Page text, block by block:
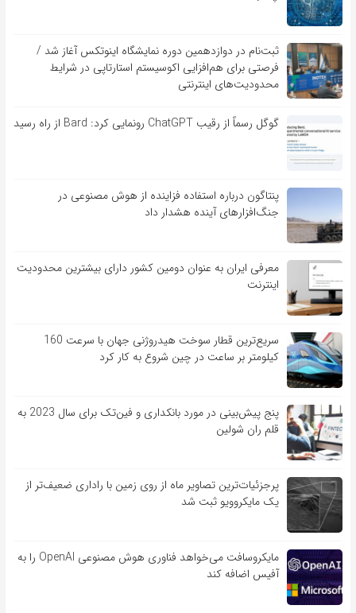
ثبت‌نام در دوازدهمین دوره نمایشگاه اینوتکس آغاز شد /
فرصتی برای هم‌افزایی اکوسیستم استارتاپی در شرایط
محدودیت‌های اینترنتی
گوگل رسماً از رقیب ChatGPT رونمایی کرد: Bard از راه رسید
پنتاگون درباره استفاده فزاینده از هوش مصنوعی در
جنگ‌افزارهای آینده هشدار داد
معرفی ایران به عنوان دومین کشور دارای بیشترین محدودیت
اینترنت
سریع‌ترین قطار سوخت هیدروژنی جهان با سرعت 160
کیلومتر بر ساعت در چین شروع به کار کرد
پنج پیش‌بینی در مورد بانکداری و فین‌تک برای سال 2023 به
قلم ران شولین
پرجزئیات‌ترین تصاویر ماه از روی زمین با راداری ضعیف‌تر از
یک مایکروویو ثبت شد
مایکروسافت می‌خواهد فناوری هوش مصنوعی OpenAI را به
آفیس اضافه کند